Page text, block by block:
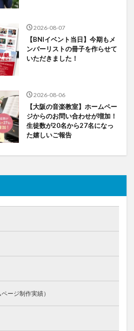
2026-08-07
【BNIイベント当日】今期もメ
ンバーリストの冊子を作らせて
いただきました！
2026-08-06
【大阪の音楽教室】ホームペー
ジからのお問い合わせが増加！
生徒数が20名から27名になっ
た嬉しいご報告
ージ制作実績）